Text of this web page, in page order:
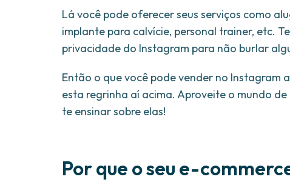
Lá você pode oferecer seus serviços como
implante para calvície, personal trainer, etc.
privacidade do Instagram para não burlar
Então o que você pode vender no Instagram
esta regrinha aí acima. Aproveite o mundo
te ensinar sobre elas!
Por que o seu e-